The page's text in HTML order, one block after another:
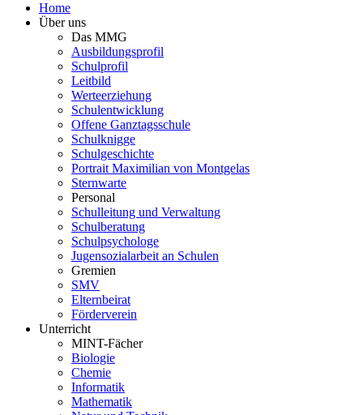
Home
Über uns
Das MMG
Ausbildungsprofil
Schulprofil
Leitbild
Werteerziehung
Schulentwicklung
Offene Ganztagsschule
Schulknigge
Schulgeschichte
Portrait Maximilian von Montgelas
Sternwarte
Personal
Schulleitung und Verwaltung
Schulberatung
Schulpsychologe
Jugensozialarbeit an Schulen
Gremien
SMV
Elternbeirat
Förderverein
Unterricht
MINT-Fächer
Biologie
Chemie
Informatik
Mathematik